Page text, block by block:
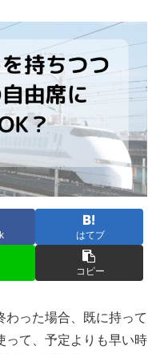
はてブ
コピー
わった場合、既に持って
って、予定よりも早い時